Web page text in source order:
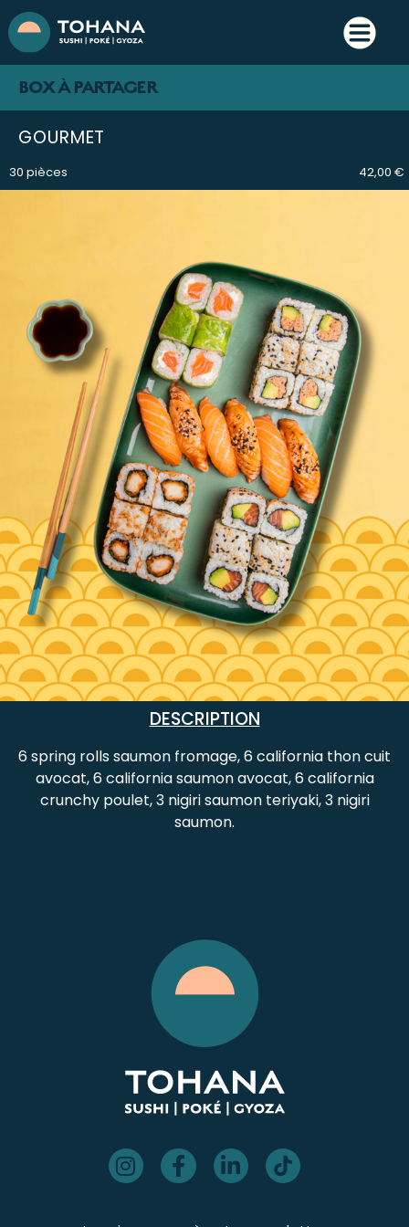
BOX À PARTAGER
GOURMET
30 pièces 42,00 €
DESCRIPTION
6 spring rolls saumon fromage, 6 california thon cuit
avocat, 6 california saumon avocat, 6 california
crunchy poulet, 3 nigiri saumon teriyaki, 3 nigiri
saumon.